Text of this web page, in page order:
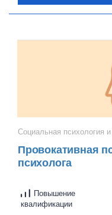
Социальная психология
Провокативная
психолога
Повышение
квалификации